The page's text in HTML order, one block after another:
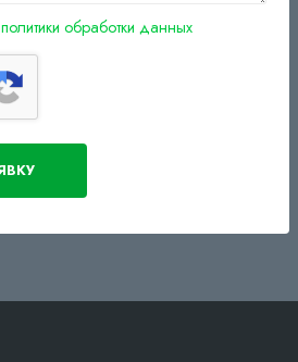
политики обработки данных